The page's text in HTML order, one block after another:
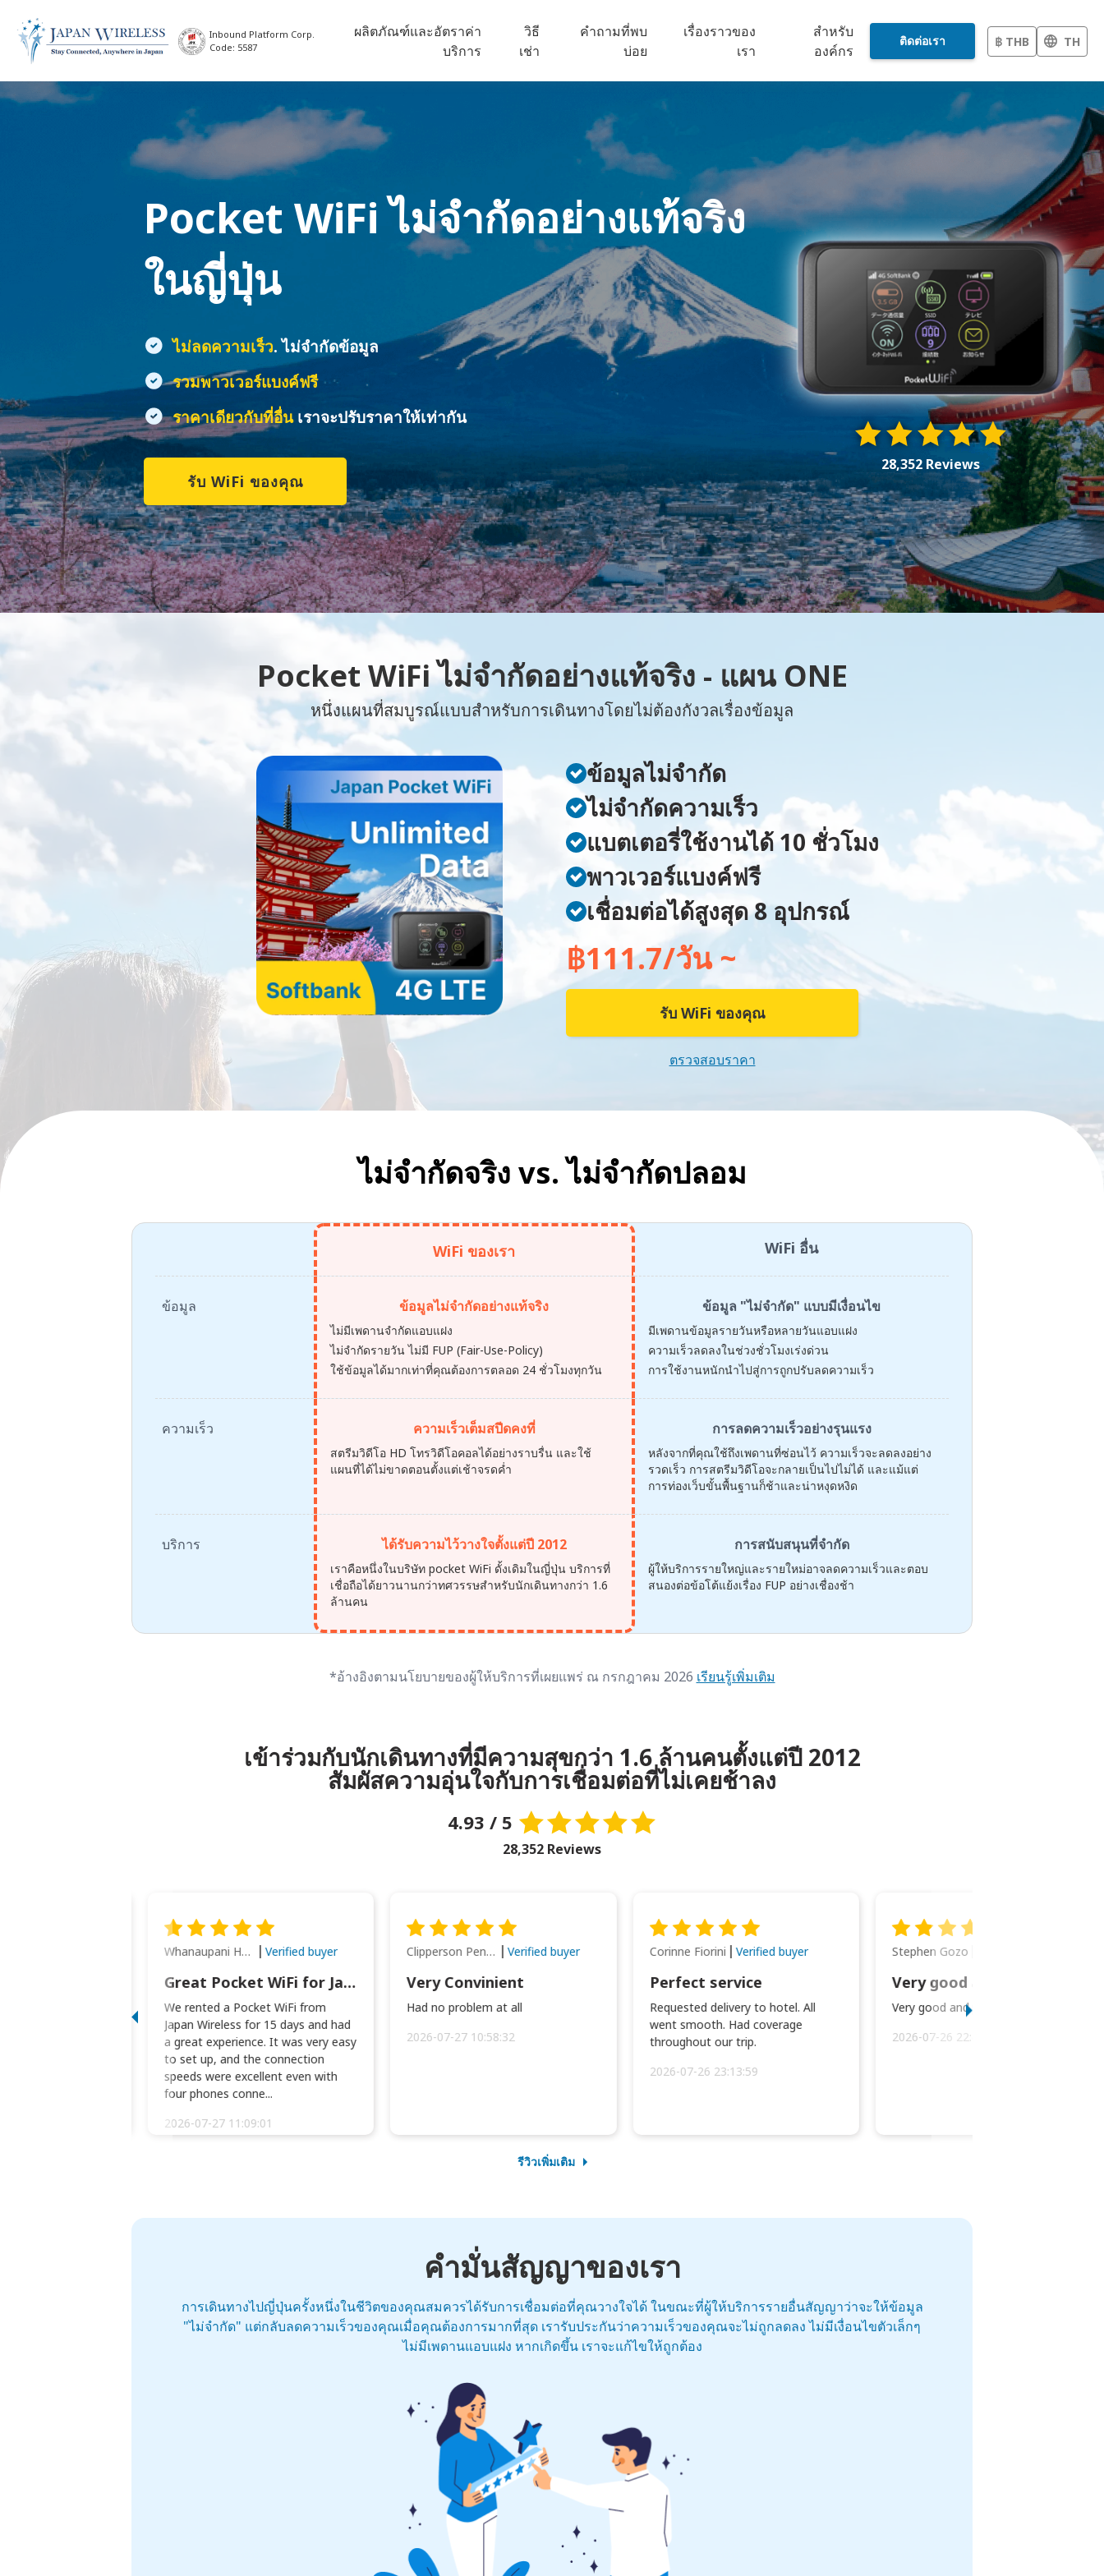
Inbound Platform Corp.
Code: 5587
ผลิตภัณฑ์และอัตราค่า
บริการ
วิธี
เช่า
คำถามที่พบ
บ่อย
เรื่องราวของ
เรา
สำหรับ
องค์กร
ติดต่อเรา ฿ THB TH
28,352 Reviews
Pocket WiFiไม่จำกัดอย่างแท้จริง
ในญี่ปุ่น
ไม่ลดความเร็ว. ไม่จำกัดข้อมูล
รวมพาวเวอร์แบงค์ฟรี
ราคาเดียวกับที่อื่นเราจะปรับราคาให้เท่ากัน
รับ WiFi ของคุณ
Pocket WiFi ไม่จำกัดอย่างแท้จริง - แผน ONE
หนึ่งแผนที่สมบูรณ์แบบสำหรับการเดินทางโดยไม่ต้องกังวลเรื่องข้อมูล
ข้อมูลไม่จำกัด
ไม่จำกัดความเร็ว
แบตเตอรี่ใช้งานได้ 10 ชั่วโมง
พาวเวอร์แบงค์ฟรี
เชื่อมต่อได้สูงสุด 8 อุปกรณ์
฿111.7/วัน ~
รับ WiFi ของคุณ
ตรวจสอบราคา
ไม่จำกัดจริง vs.ไม่จำกัดปลอม
WiFi ของเรา WiFi อื่น
ข้อมูล ข้อมูลไม่จำกัดอย่างแท้จริง
ไม่มีเพดานจำกัดแอบแฝง
ไม่จำกัดรายวัน ไม่มี FUP (Fair-Use-Policy)
ใช้ข้อมูลได้มากเท่าที่คุณต้องการตลอด 24 ชั่วโมงทุกวัน
ข้อมูล "ไม่จำกัด" แบบมีเงื่อนไข
มีเพดานข้อมูลรายวันหรือหลายวันแอบแฝง
ความเร็วลดลงในช่วงชั่วโมงเร่งด่วน
การใช้งานหนักนำไปสู่การถูกปรับลดความเร็ว
ความเร็ว ความเร็วเต็มสปีดคงที่
สตรีมวิดีโอ HD โทรวิดีโอคอลได้อย่างราบรื่น และใช้
แผนที่ได้ไม่ขาดตอนตั้งแต่เช้าจรดค่ำ
การลดความเร็วอย่างรุนแรง
หลังจากที่คุณใช้ถึงเพดานที่ซ่อนไว้ ความเร็วจะลดลงอย่าง
รวดเร็ว การสตรีมวิดีโอจะกลายเป็นไปไม่ได้ และแม้แต่
การท่องเว็บขั้นพื้นฐานก็ช้าและน่าหงุดหงิด
บริการ ได้รับความไว้วางใจตั้งแต่ปี 2012
เราคือหนึ่งในบริษัท pocket WiFi ดั้งเดิมในญี่ปุ่น บริการที่
เชื่อถือได้ยาวนานกว่าทศวรรษสำหรับนักเดินทางกว่า 1.6
ล้านคน
การสนับสนุนที่จำกัด
ผู้ให้บริการรายใหญ่และรายใหม่อาจลดความเร็วและตอบ
สนองต่อข้อโต้แย้งเรื่อง FUP อย่างเชื่องช้า
*อ้างอิงตามนโยบายของผู้ให้บริการที่เผยแพร่ ณ กรกฎาคม 2026 เรียนรู้เพิ่มเติม
เข้าร่วมกับนักเดินทางที่มีความสุขกว่า 1.6 ล้านคนตั้งแต่ปี 2012
สัมผัสความอุ่นใจกับการเชื่อมต่อที่ไม่เคยช้าลง
4.93 / 5
28,352 Reviews
Whanaupani Henry Joseph Macown Verified buyer
Great Pocket WiFi for Japan Travel
We rented a Pocket WiFi from
Japan Wireless for 15 days and had
a great experience. It was very easy
to set up, and the connection
speeds were excellent even with
four phones conne...
2026-07-27 11:09:01
Clipperson Penilla Verified buyer
Very Convinient
Had no problem at all
2026-07-27 10:58:32
Corinne Fiorini Verified buyer
Perfect service
Requested delivery to hotel. All
went smooth. Had coverage
throughout our trip.
2026-07-26 23:13:59
Stephen Gozo
Very good and prompt service.
2026-07-26 22:43:45
รีวิวเพิ่มเติม
คำมั่นสัญญาของเรา
การเดินทางไปญี่ปุ่นครั้งหนึ่งในชีวิตของคุณสมควรได้รับการเชื่อมต่อที่คุณวางใจได้ ในขณะที่ผู้ให้บริการรายอื่นสัญญาว่าจะให้ข้อมูล
"ไม่จำกัด" แต่กลับลดความเร็วของคุณเมื่อคุณต้องการมากที่สุด เรารับประกันว่าความเร็วของคุณจะไม่ถูกลดลง ไม่มีเงื่อนไขตัวเล็กๆ
ไม่มีเพดานแอบแฝง หากเกิดขึ้น เราจะแก้ไขให้ถูกต้อง